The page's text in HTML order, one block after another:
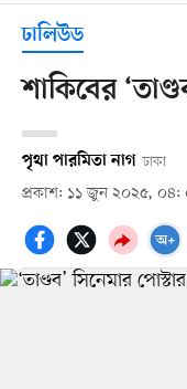
ঢালিউড
শাকিবের
পৃথা পারমিতা নাগ ঢাকা
প্রকাশ: ১১ জুন ২০২৫, ০৪: